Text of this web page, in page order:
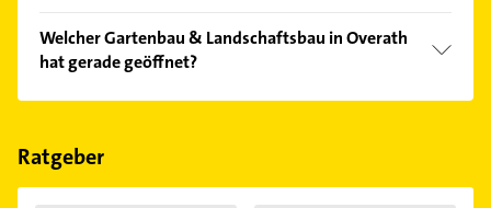
Kundenmeinungen und profitieren Sie von den
Empfehlungen. Die Suchergebnisse können Sie sich
einfach nachBewertungensortiert anzeigen lassen.
Welcher Gartenbau & Landschaftsbau in Overath
hat gerade geöffnet?
Im Anbieter-Bereich finden Sie alleÖffnungszeiten.
Feiertagen abweichen können.
Ratgeber